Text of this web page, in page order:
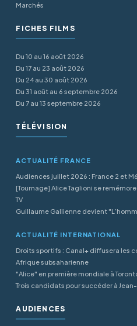
Marchés
FICHES FILMS
Du 10 au 16 août 2026
Du 17 au 23 août 2026
Du 24 au 30 août 2026
Du 31 août au 6 septembre 2026
Du 7 au 13 septembre 2026
TÉLÉVISION
ACTUALITÉ FRANCE
Audiences juillet 2026 : France 2 et
[Tournage] Alice Taglioni se
TV
Guillaume Gallienne devient
ACTUALITÉ INTERNATIONAL
Droits sportifs : Canal+ diffusera les
Afrique subsaharienne
"Alice" en première mondiale à
Trois candidats pour succéder à
AUDIENCES